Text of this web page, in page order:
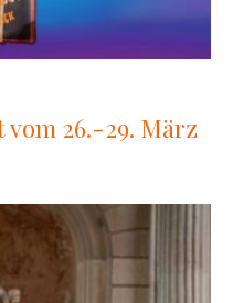
26.-29. März